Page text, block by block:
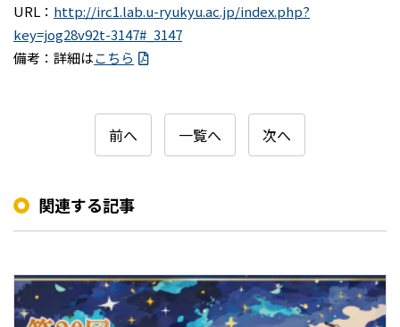
URL： http://irc1.lab.u-ryukyu.ac.jp/index.php?
key=jog28v92t-3147#_3147
備考：詳細はこちら
前へ 一覧へ 次へ
関連する記事